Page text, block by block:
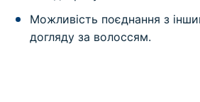
Можливість поєднання з
догляду за волоссям.